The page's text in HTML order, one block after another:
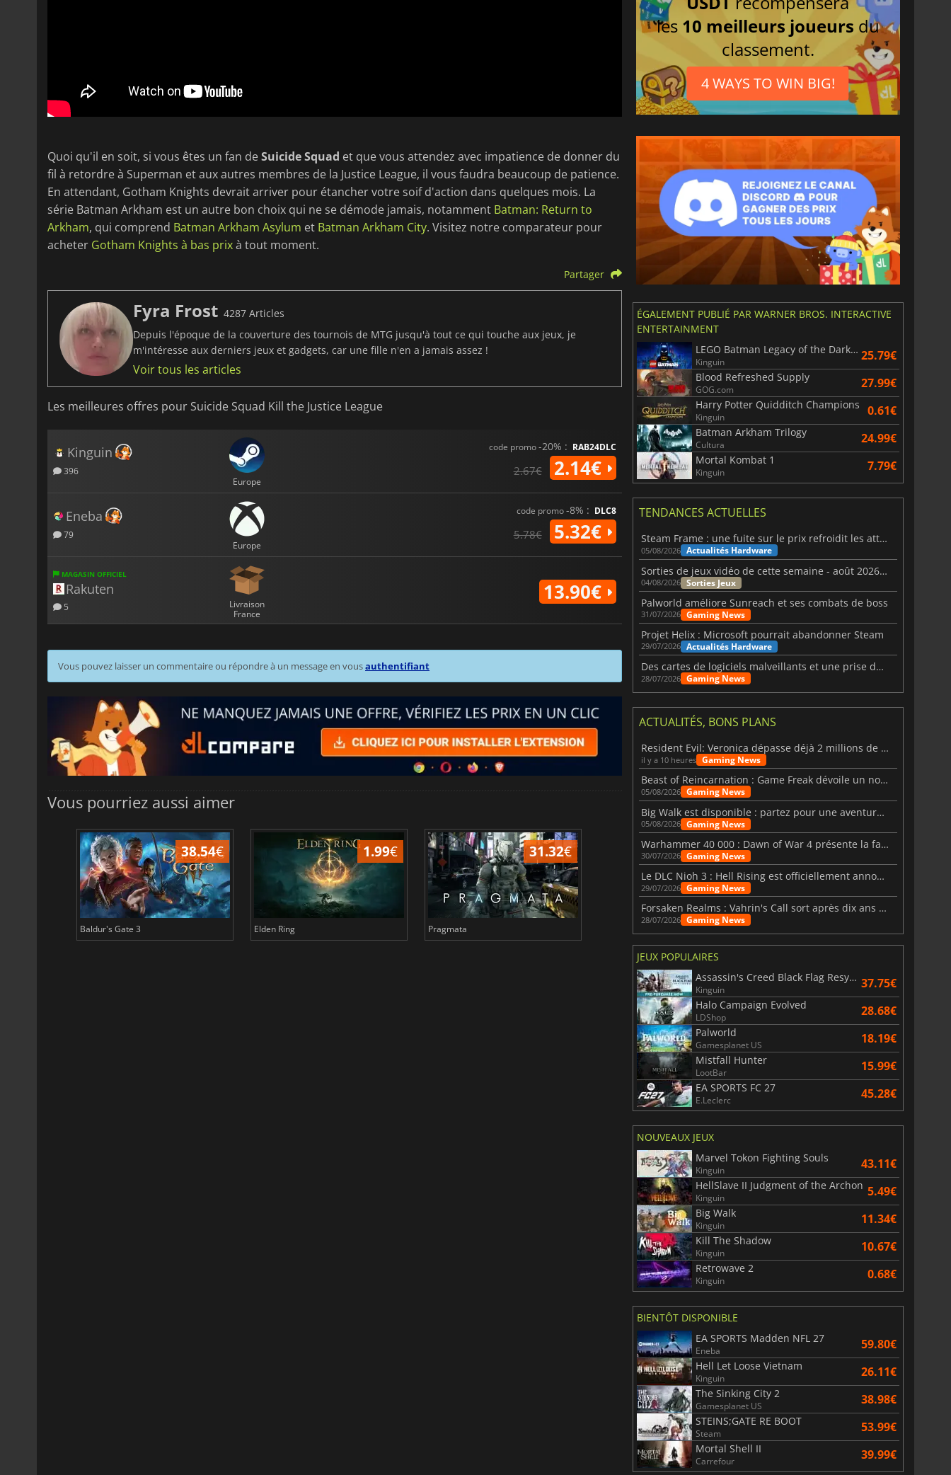
Quoi qu'il en soit, si vous êtes un fan deSuicide Squad et que vous attendez avec impatience de donner du
fil à retordre à Superman et aux autres membres de la Justice League, il vous faudra beaucoup de patience.
En attendant, Gotham Knights devrait arriver pour étancher votre soif d'action dans quelques mois. La
série Batman Arkham est un autre bon choix qui ne se démode jamais, notamment Batman: Return to
Arkham, qui comprend Batman Arkham Asylum et Batman Arkham City. Visitez notre comparateur pour
acheter Gotham Knights à bas prixà tout moment.
Partager
Fyra Frost 4287 Articles
Depuis l'époque de la couverture des tournois de MTG jusqu'à tout ce qui touche aux jeux, je
m'intéresse aux derniers jeux et gadgets, car une fille n'en a jamais assez !
Voir tous les articles
Les meilleures offres pour Suicide Squad Kill the Justice League
Kinguin
396
Europe
code promo-20% : RAB24DLC
2.67€ 2.14€
Eneba
79
Europe
code promo-8% : DLC8
5.78€ 5.32€
MAGASIN OFFICIEL
Rakuten
5
Livraison
France
13.90€
Vous pouvez laisser un commentaire ou répondre à un message en vousauthentifiant
Vous pourriez aussi aimer
38.54€
Baldur's Gate 3
1.99€
Elden Ring
31.32€
Pragmata
6.76€
Total War WARHAMMER 3
15.48
les 10 meilleurs joueurs du
classement.
4 WAYS TO WIN BIG!
ÉGALEMENT PUBLIÉ PAR WARNER BROS. INTERACTIVE
ENTERTAINMENT
LEGO Batman Legacy of the Dark Knight
Kinguin 25.79€
Blood Refreshed Supply
GOG.com 27.99€
Harry Potter Quidditch Champions
Kinguin 0.61€
Batman Arkham Trilogy
Cultura 24.99€
Mortal Kombat 1
Kinguin 7.79€
TENDANCES ACTUELLES
Steam Frame : une fuite sur le prix refroidit les attentes VR
05/08/2026 Actualités Hardware
Sorties de jeux vidéo de cette semaine - août 2026 (semaine 32)
04/08/2026 Sorties Jeux
Palworld améliore Sunreach et ses combats de boss
31/07/2026 Gaming News
Projet Helix : Microsoft pourrait abandonner Steam
29/07/2026 Actualités Hardware
Des cartes de logiciels malveillants et une prise de contrôle de Discord ont touché Meccha Chameleon
28/07/2026 Gaming News
ACTUALITÉS, BONS PLANS
Resident Evil: Veronica dépasse déjà 2 millions de wishlists
il y a 10 heures Gaming News
Beast of Reincarnation : Game Freak dévoile un nouveau pari
05/08/2026 Gaming News
Big Walk est disponible : partez pour une aventure entre amis
05/08/2026 Gaming News
Warhammer 40 000 : Dawn of War 4 présente la faction des Nécrons
30/07/2026 Gaming News
Le DLC Nioh 3 : Hell Rising est officiellement annoncé
29/07/2026 Gaming News
Forsaken Realms : Vahrin's Call sort après dix ans de développement
28/07/2026 Gaming News
JEUX POPULAIRES
Assassin's Creed Black Flag Resynced
Kinguin 37.75€
Halo Campaign Evolved
LDShop 28.68€
Palworld
Gamesplanet US 18.19€
Mistfall Hunter
LootBar 15.99€
EA SPORTS FC 27
E.Leclerc 45.28€
NOUVEAUX JEUX
Marvel Tokon Fighting Souls
Kinguin 43.11€
HellSlave II Judgment of the Archon
Kinguin 5.49€
Big Walk
Kinguin 11.34€
Kill The Shadow
Kinguin 10.67€
Retrowave 2
Kinguin 0.68€
BIENTÔT DISPONIBLE
EA SPORTS Madden NFL 27
Eneba 59.80€
Hell Let Loose Vietnam
Kinguin 26.11€
The Sinking City 2
Gamesplanet US 38.98€
STEINS;GATE RE BOOT
Steam 53.99€
Mortal Shell II
Carrefour 39.99€